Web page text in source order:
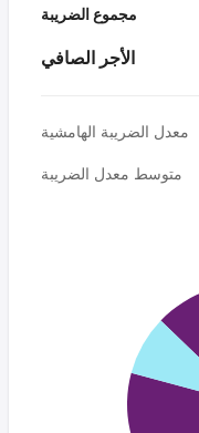
مجموع الضريبة
الأجر الصافي
معدل الضريبة الهامشية
متوسط معدل الضريبة